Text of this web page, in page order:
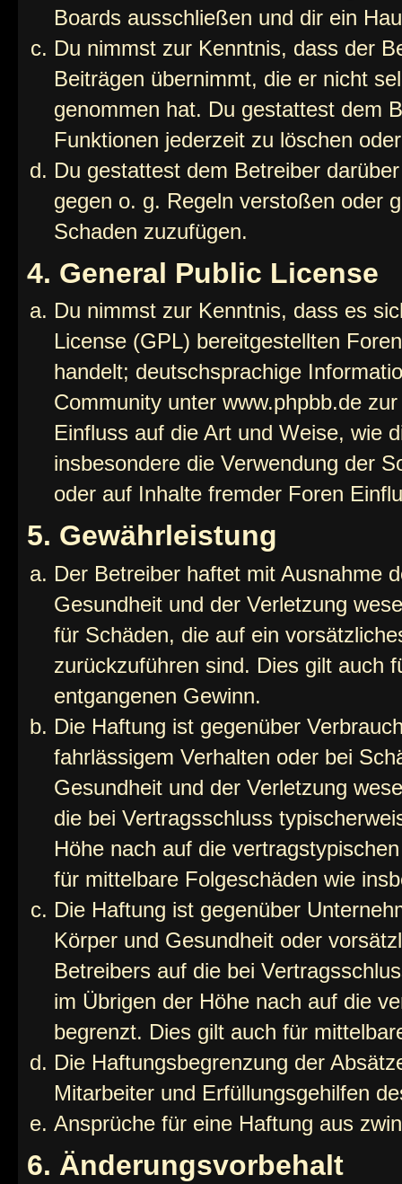
Boards ausschließen und dir ein
Du nimmst zur Kenntnis, dass der
Beiträgen übernimmt, die er nicht
genommen hat. Du gestattest dem
Funktionen jederzeit zu löschen
Du gestattest dem Betreiber
gegen o. g. Regeln verstoßen oder
Schaden zuzufügen.
4. General Public License
Du nimmst zur Kenntnis, dass es
License (GPL) bereitgestellten
handelt; deutschsprachige
Community unter www.phpbb.de
Einfluss auf die Art und Weise, wie
insbesondere die Verwendung der
oder auf Inhalte fremder Foren
5. Gewährleistung
Der Betreiber haftet mit Ausnahme
Gesundheit und der Verletzung
für Schäden, die auf ein
zurückzuführen sind. Dies gilt auch
entgangenen Gewinn.
Die Haftung ist gegenüber
fahrlässigem Verhalten oder bei
Gesundheit und der Verletzung
die bei Vertragsschluss
Höhe nach auf die
für mittelbare Folgeschäden wie
Die Haftung ist gegenüber
Körper und Gesundheit oder
Betreibers auf die bei
im Übrigen der Höhe nach auf die
begrenzt. Dies gilt auch für
Die Haftungsbegrenzung der
Mitarbeiter und Erfüllungsgehilfen
Ansprüche für eine Haftung aus
6. Änderungsvorbehalt